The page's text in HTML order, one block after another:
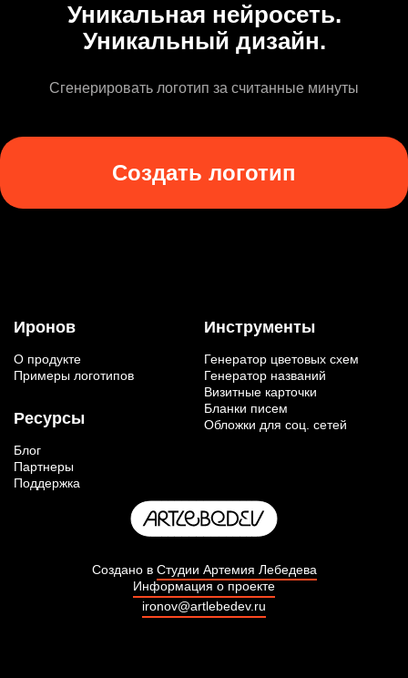
Уникальная нейросеть.
Уникальный дизайн.
Сгенерировать логотип за считанные минуты
Создать логотип
Иронов
О продукте
Примеры логотипов
Ресурсы
Блог
Партнеры
Поддержка
Инструменты
Генератор цветовых схем
Генератор названий
Визитные карточки
Бланки писем
Обложки для соц. сетей
Создано в Студии Артемия Лебедева
Информация о проекте
ironov@artlebedev.ru